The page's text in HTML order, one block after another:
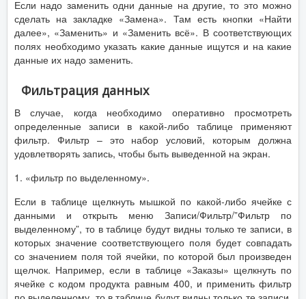
Если надо заменить одни данные на другие, то это можно
сделать на закладке «Замена». Там есть кнопки «Найти
далее», «Заменить» и «Заменить всё». В соответствующих
полях необходимо указать какие данные ищутся и на какие
данные их надо заменить.
Фильтрация данных
В случае, когда необходимо оперативно просмотреть
определенные записи в какой-либо таблице применяют
фильтр. Фильтр – это набор условий, которым должна
удовлетворять запись, чтобы быть выведенной на экран.
1. «фильтр по выделенному».
Если в таблице щелкнуть мышкой по какой-либо ячейке с
данными и открыть меню Записи/Фильтр/”Фильтр по
выделенному”, то в таблице будут видны только те записи, в
которых значение соответствующего поля будет совпадать
со значением поля той ячейки, по которой был произведен
щелчок. Например, если в таблице «Заказы» щелкнуть по
ячейке с кодом продукта равным 400, и применить фильтр